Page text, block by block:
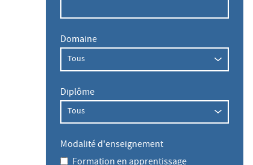
Domaine
Diplôme
Modalité d'enseignement